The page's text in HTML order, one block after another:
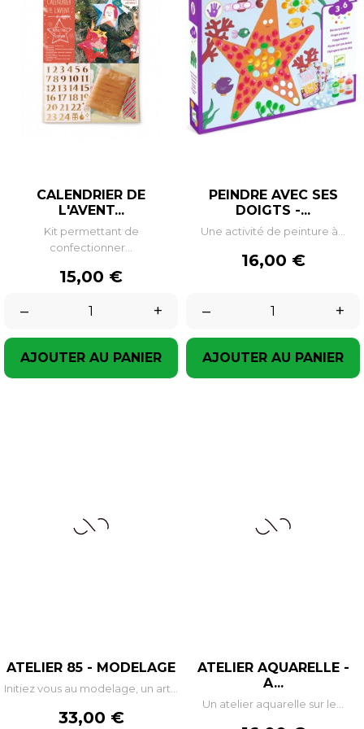
CALENDRIER DE
L'AVENT...
Kit permettant de
confectionner...
Prix
15,00 €
–
+
AJOUTER AU PANIER
PEINDRE AVEC SES
DOIGTS -...
Une activité de peinture à...
Prix
16,00 €
– +
AJOUTER AU PANIER
ATELIER 85 - MODELAGE
Initiez vous au modelage, un art...
Prix
33,00 €
ATELIER AQUARELLE -
A...
Un atelier aquarelle sur le...